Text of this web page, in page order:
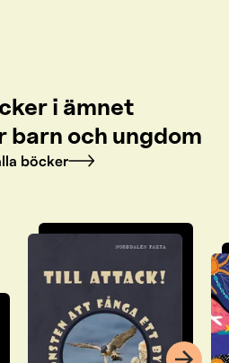
i ämnet
och ungdom
böcker